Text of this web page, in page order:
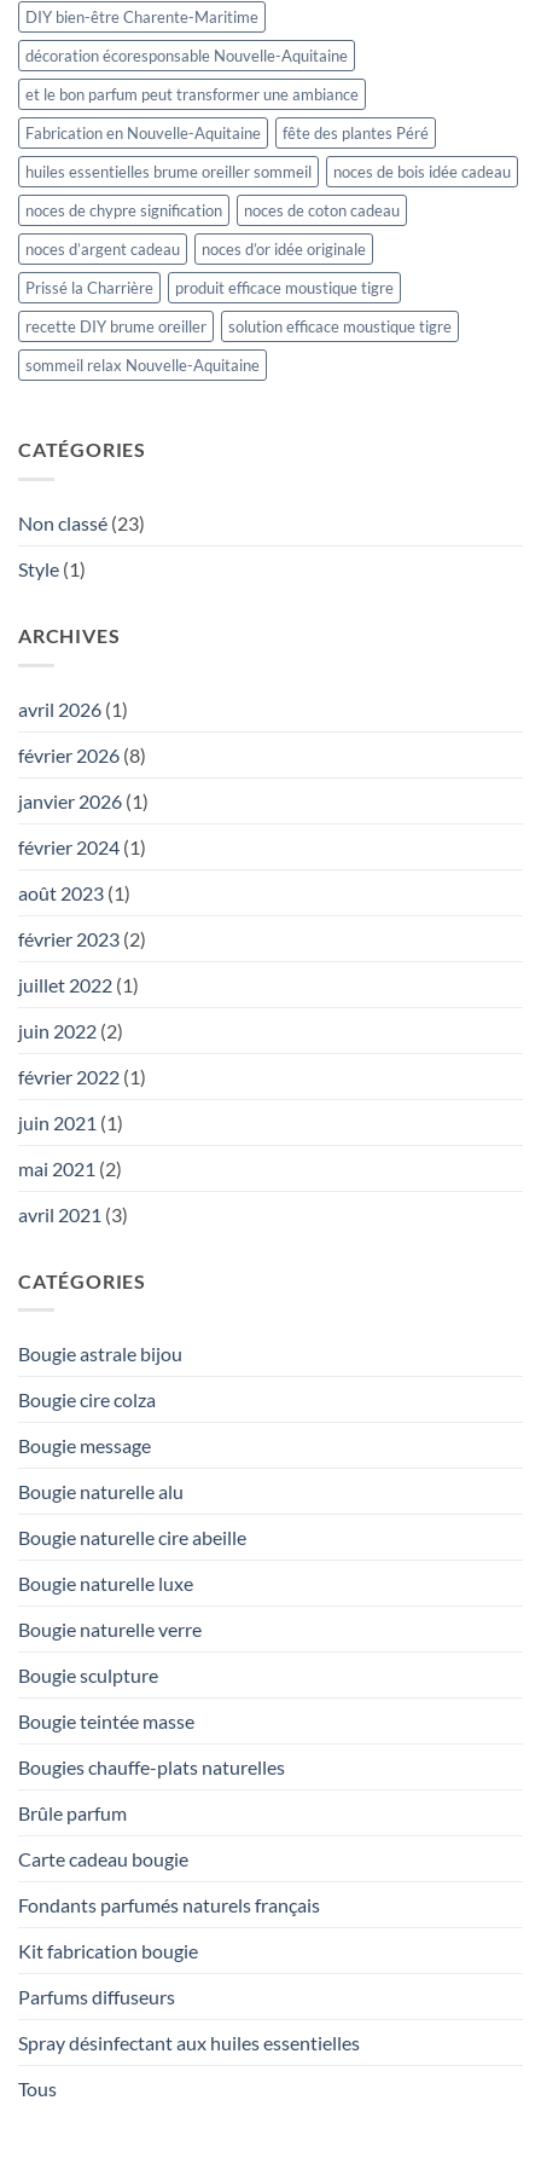
DIY bien-être Charente-Maritime
décoration écoresponsable Nouvelle-Aquitaine
et le bon parfum peut transformer une ambiance
Fabrication en Nouvelle-Aquitaine
fête des plantes Péré
huiles essentielles brume oreiller sommeil
noces de bois idée cadeau
noces de chypre signification
noces de coton cadeau
noces d’argent cadeau
noces d’or idée originale
Prissé la Charrière
produit efficace moustique tigre
recette DIY brume oreiller
solution efficace moustique tigre
sommeil relax Nouvelle-Aquitaine
CATÉGORIES
Non classé (23)
Style (1)
ARCHIVES
avril 2026 (1)
février 2026 (8)
janvier 2026 (1)
février 2024 (1)
août 2023 (1)
février 2023 (2)
juillet 2022 (1)
juin 2022 (2)
février 2022 (1)
juin 2021 (1)
mai 2021 (2)
avril 2021 (3)
CATÉGORIES
Bougie astrale bijou
Bougie cire colza
Bougie message
Bougie naturelle alu
Bougie naturelle cire abeille
Bougie naturelle luxe
Bougie naturelle verre
Bougie sculpture
Bougie teintée masse
Bougies chauffe-plats naturelles
Brûle parfum
Carte cadeau bougie
Fondants parfumés naturels français
Kit fabrication bougie
Parfums diffuseurs
Spray désinfectant aux huiles essentielles
Tous